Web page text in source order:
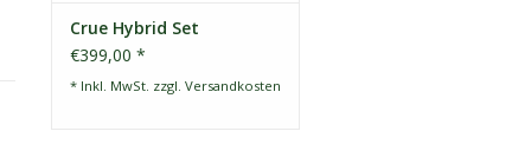
Crue Hybrid Set
€399,00 *
* Inkl. MwSt. zzgl. Versandkosten